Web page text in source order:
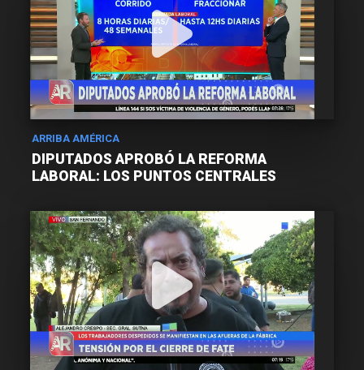
ARRIBA AMÉRICA
DIPUTADOS APROBÓ LA REFORMA
LABORAL: LOS PUNTOS CENTRALES